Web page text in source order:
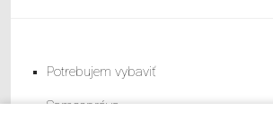
Potrebujem vybaviť
Samospráva